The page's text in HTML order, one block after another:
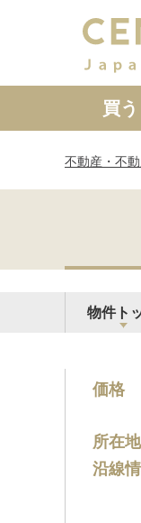
買う
不動産・不
物件ト
価格
所在地
沿線